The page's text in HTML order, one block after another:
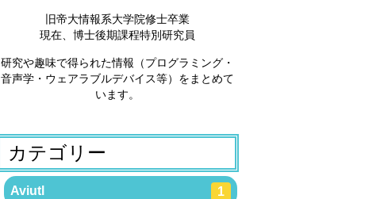
旧帝大情報系大学院修士卒業
現在、博士後期課程特別研究員
研究や趣味で得られた情報（プログラミング・
音声学・ウェアラブルデバイス等）をまとめて
います。
カテゴリー
Aviutl 1